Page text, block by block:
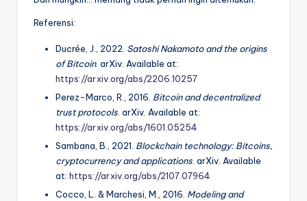
Referensi:
Ducrée, J., 2022. Satoshi Nakamoto and the origins
of Bitcoin. arXiv. Available at:
https://arxiv.org/abs/2206.10257
Perez-Marco, R., 2016. Bitcoin and decentralized
trust protocols . arXiv. Available at:
https://arxiv.org/abs/1601.05254
Sambana, B., 2021. Blockchain technology: Bitcoins,
cryptocurrency and applications . arXiv. Available
at: https://arxiv.org/abs/2107.07964
Cocco, L. & Marchesi, M., 2016. Modeling and